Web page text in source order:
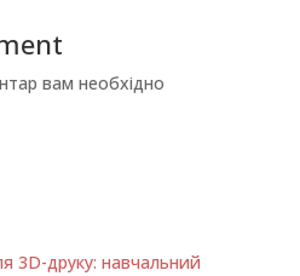
вам необхідно
3D-друку: навчальний